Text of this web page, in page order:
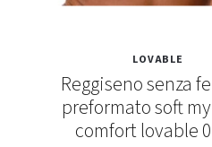
LOVABLE
Reggiseno senza
preformato soft
comfort lovable